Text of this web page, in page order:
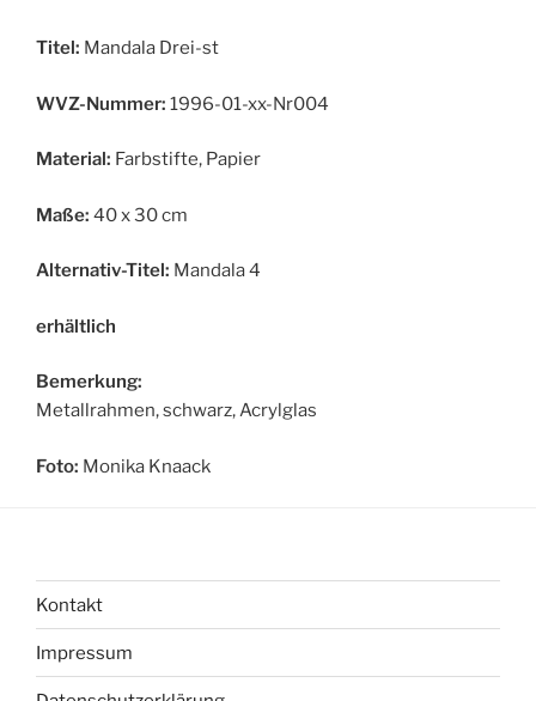
Titel: Mandala Drei-st
WVZ-Nummer: 1996-01-xx-Nr004
Material: Farbstifte, Papier
Maße: 40 x 30 cm
Alternativ-Titel: Mandala 4
erhältlich
Bemerkung:
Metallrahmen, schwarz, Acrylglas
Foto: Monika Knaack
Kontakt
Impressum